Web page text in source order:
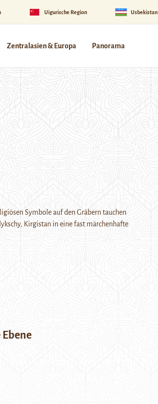
Uigurische Region Usbekistan
Zentralasien & Europa Panorama
Symbole auf den Gräbern tauchen
Kirgistan in eine fast märchenhafte